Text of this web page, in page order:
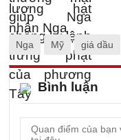
Nga Mỹ giá dầu
Bình luận